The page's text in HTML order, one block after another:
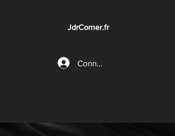
JdrCorner.fr
Connexion